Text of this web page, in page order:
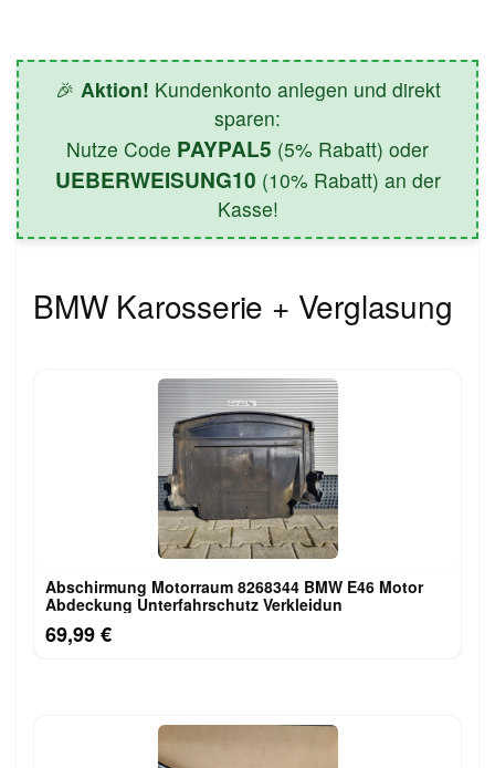
🎉 Aktion! Kundenkonto anlegen und direkt
sparen:
Nutze Code PAYPAL5 (5% Rabatt) oder
UEBERWEISUNG10 (10% Rabatt) an der
Kasse!
BMW Karosserie + Verglasung
Abschirmung Motorraum 8268344 BMW E46 Motor
Abdeckung Unterfahrschutz Verkleidun
69,99 €